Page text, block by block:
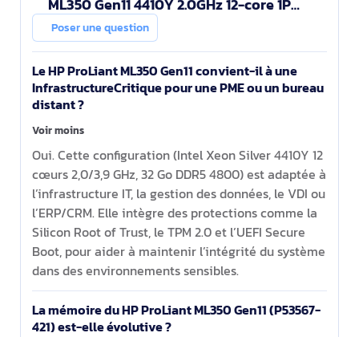
ML350 Gen11 4410Y 2.0GHz 12-core 1P
32GB-R MR408i-o 8SFF 1000W RPS
Server
Poser une question
Le HP ProLiant ML350 Gen11 convient-il à une
InfrastructureCritique pour une PME ou un bureau
distant ?
Voir moins
Oui. Cette configuration (Intel Xeon Silver 4410Y 12
cœurs 2,0/3,9 GHz, 32 Go DDR5 4800) est adaptée à
l’infrastructure IT, la gestion des données, le VDI ou
l’ERP/CRM. Elle intègre des protections comme la
Silicon Root of Trust, le TPM 2.0 et l’UEFI Secure
Boot, pour aider à maintenir l’intégrité du système
dans des environnements sensibles.
La mémoire du HP ProLiant ML350 Gen11 (P53567-
421) est-elle évolutive ?